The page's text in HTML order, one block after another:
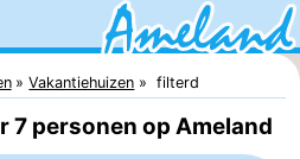
Vakantiehuizen filterd
7 personen op Ameland